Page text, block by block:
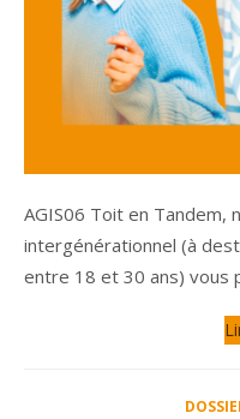
AGIS06 Toit en
intergénérationnel (à
entre 18 et 30 ans) vous